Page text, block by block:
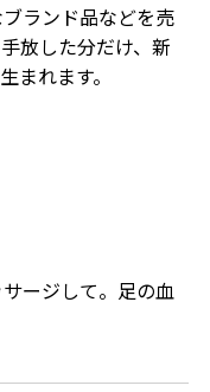
ランド品などを売
放した分だけ、新
まれます。
ージして。足の血